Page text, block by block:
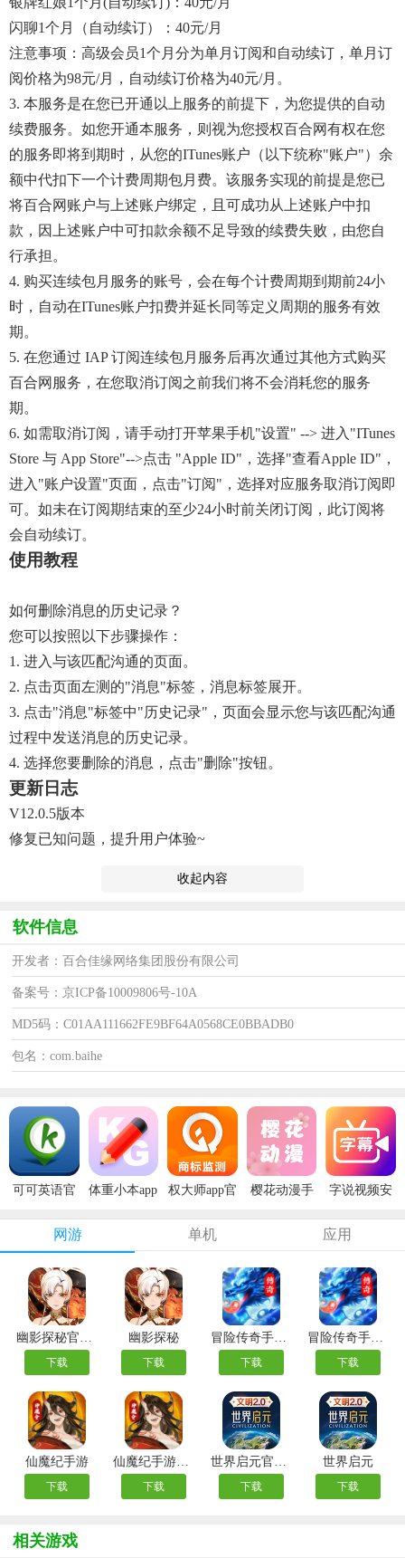
闪聊1个月（自动续订）：40元/月
注意事项：高级会员1个月分为单月订阅和自动续订，单月订
阅价格为98元/月，自动续订价格为40元/月。
3. 本服务是在您已开通以上服务的前提下，为您提供的自动
续费服务。如您开通本服务，则视为您授权百合网有权在您
的服务即将到期时，从您的iTunes账户（以下统称"账户"）余
额中代扣下一个计费周期包月费。该服务实现的前提是您已
将百合网账户与上述账户绑定，且可成功从上述账户中扣
款，因上述账户中可扣款余额不足导致的续费失败，由您自
行承担。
4. 购买连续包月服务的账号，会在每个计费周期到期前24小
时，自动在iTunes账户扣费并延长同等定义周期的服务有效
期。
5. 在您通过 IAP 订阅连续包月服务后再次通过其他方式购买
百合网服务，在您取消订阅之前我们将不会消耗您的服务
期。
6. 如需取消订阅，请手动打开苹果手机"设置" --> 进入"iTunes
Store 与 App Store"-->点击 "Apple ID"，选择"查看Apple ID"，
进入"账户设置"页面，点击"订阅"，选择对应服务取消订阅即
可。如未在订阅期结束的至少24小时前关闭订阅，此订阅将
会自动续订。
使用教程
如何删除消息的历史记录？
您可以按照以下步骤操作：
1. 进入与该匹配沟通的页面。
2. 点击页面左测的"消息"标签，消息标签展开。
3. 点击"消息"标签中"历史记录"，页面会显示您与该匹配沟通
过程中发送消息的历史记录。
4. 选择您要删除的消息，点击"删除"按钮。
更新日志
V12.0.5版本
修复已知问题，提升用户体验~
收起内容
软件信息
开发者：百合佳缘网络集团股份有限公司
备案号：京ICP备10009806号-10A
MD5码：C01AA111662FE9BF64A0568CE0BBADB0
包名：com.baihe
可可英语官
体重小本app
权大师app官
樱花动漫手
字说视频安
网游 单机 应用
幽影探秘官方版
下载
幽影探秘
下载
冒险传奇手游最新版
下载
冒险传奇手游官方版
下载
仙魔纪手游
下载
仙魔纪手游官方版
下载
世界启元官方版
下载
世界启元
下载
相关游戏